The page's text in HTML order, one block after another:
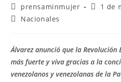
prensaminmujer
1 de
Nacionales
Álvarez anunció que la
más fuerte y viva gracias a la
venezolanos y venezolanas de la